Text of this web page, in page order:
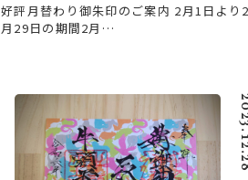
好評月替わり御朱印のご案内 2月1日より2
月29日の期間2月…